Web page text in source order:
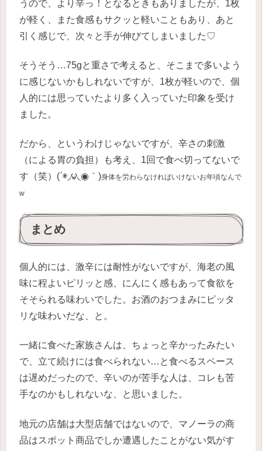
うので、より辛っ！となるときもありましたが、1枚
が軽く、また食感もサクッと軽いこともあり、あと
引く感じで、次々と手が伸びてしまいました♡
そうそう…75gと重さで考えると、そこまで多いよう
に感じないかもしれないですが、1枚が軽いので、個
人的には思っていたより多く入っていた印象を受け
ました。
だから、というわけじゃないですが、辛さの刺激
（による胃の負担）も考え、1回で食べ切ってないで
す（笑）(΄◉◞౪◟◉｀)身体を労わらなければいけないお年頃なんで
w
まとめ
個人的には、激辛には耐性がないですが、海老の風
味に程よいピリッと感、にんにく感もあって食欲を
そそられる味わいでした。お酒のおつまみにピッタ
リな味わいだな、と。
一緒に食べた家族さんは、ちょっと辛かったみたい
で、立て続けには食べられない…と食べるスペース
は遅めだったので、辛いのが苦手な人は、コレも苦
手なのかもしれないな、と思いました。
地元の店舗は大型店舗ではないので、マノーラの商
品はスポット商品でしか遭遇したことがない気がす